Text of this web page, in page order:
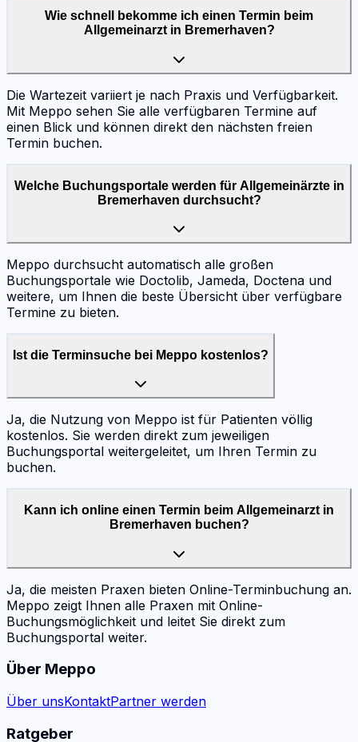
Wie schnell bekomme ich einen Termin beim
Allgemeinarzt in Bremerhaven?
Die Wartezeit variiert je nach Praxis und Verfügbarkeit.
Mit Meppo sehen Sie alle verfügbaren Termine auf
einen Blick und können direkt den nächsten freien
Termin buchen.
Welche Buchungsportale werden für Allgemeinärzte in
Bremerhaven durchsucht?
Meppo durchsucht automatisch alle großen
Buchungsportale wie Doctolib, Jameda, Doctena und
weitere, um Ihnen die beste Übersicht über verfügbare
Termine zu bieten.
Ist die Terminsuche bei Meppo kostenlos?
Ja, die Nutzung von Meppo ist für Patienten völlig
kostenlos. Sie werden direkt zum jeweiligen
Buchungsportal weitergeleitet, um Ihren Termin zu
buchen.
Kann ich online einen Termin beim Allgemeinarzt in
Bremerhaven buchen?
Ja, die meisten Praxen bieten Online-Terminbuchung an.
Meppo zeigt Ihnen alle Praxen mit Online-
Buchungsmöglichkeit und leitet Sie direkt zum
Buchungsportal weiter.
Über Meppo
Über unsKontaktPartner werden
Ratgeber